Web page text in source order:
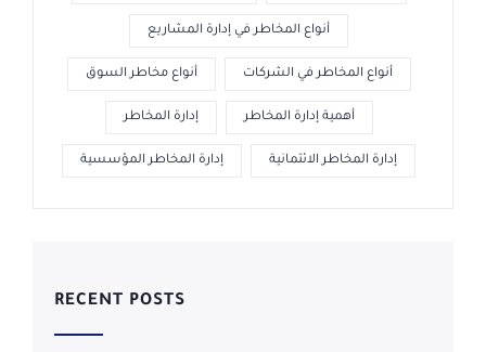
أنواع المخاطر في إدارة المشاريع
أنواع المخاطر في الشركات أنواع مخاطر السوق
أهمية إدارة المخاطر إدارة المخاطر
إدارة المخاطر الائتمانية إدارة المخاطر المؤسسية
RECENT POSTS